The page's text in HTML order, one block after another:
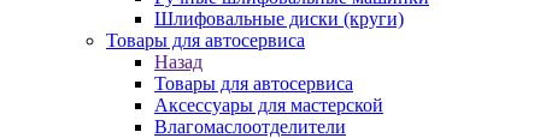
Шлифовальные диски (круги)
Товары для автосервиса
Назад
Товары для автосервиса
Аксессуары для мастерской
Влагомаслоотделители